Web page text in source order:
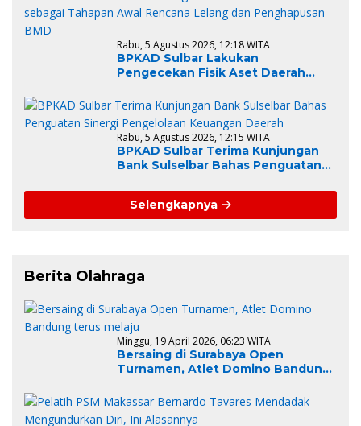
Rabu, 5 Agustus 2026, 12:18 WITA
BPKAD Sulbar Lakukan
Pengecekan Fisik Aset Daerah
Lelang dan Penghapusan BMD
Rabu, 5 Agustus 2026, 12:15 WITA
BPKAD Sulbar Terima Kunjungan
Bank Sulselbar Bahas Penguatan
Daerah
Selengkapnya
Berita Olahraga
Minggu, 19 April 2026, 06:23 WITA
Bersaing di Surabaya Open
Turnamen, Atlet Domino Bandung